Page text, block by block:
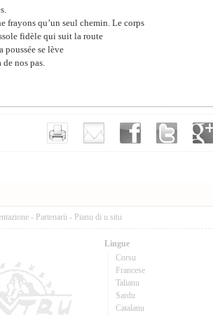
frayons qu’un seul chemin. Le corps
fidèle qui suit la route
poussée se lève
nos pas.
- Partenarii - Pianu di u situ
Lingue
Corsu
Francese
Talianu
Sardu
Catalanu